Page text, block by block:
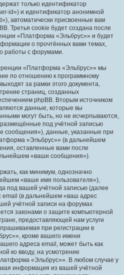
только идентификатор
id») и идентификатор анонимной
автоматически присвоенные вам
Третья cookie будет создана после
«Платформа «Эльбрус»» и будет
о прочтённых вами темах,
работы с форумами.
«Платформа «Эльбрус»» мы
по отношению к программному
за рамки этого документа,
страниц, созданных
phpBB. Вторым источником
данные, которые вы
могут быть, но не исчерпываются,
под учётной записью
сообщения»), данные, указанные при
«Эльбрус»» (в дальнейшем
оставленные вами после
«ваши сообщения»).
как минимум, однозначно
«ваше имя пользователя»),
под вашей учётной записью (далее
(в дальнейшем «ваш адрес
учётной записи на форумах
законами о защите компьютерной
предоставляющей нам услуги
при регистрации в
кроме вашего имени
адреса email, может быть как
ко вводу, на усмотрение
«Эльбрус»». В любом случае у
информация из вашей учётной